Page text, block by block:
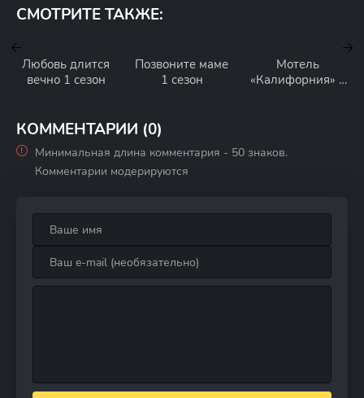
СМОТРИТЕ ТАКЖЕ:
Любовь длится
вечно 1 сезон
Позвоните маме
1 сезон
Мотель
«Калифорния» 1
КОММЕНТАРИИ (0)
Минимальная длина комментария - 50 знаков.
Комментарии модерируются